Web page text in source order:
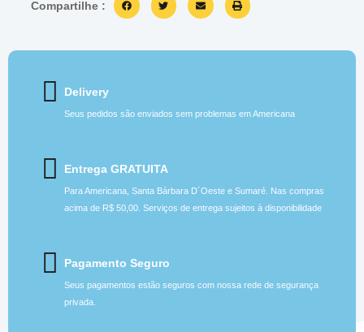
Compartilhe :
Delivery
Seus pedidos são enviados sem problemas em Americana
Entrega GRATUITA
Para Americana, Santa Bárbara D´Oeste e Sumaré. Nas compras
acima de R$ 50,00. Serviços de entrega sujeitos à disponibilidade
Pagamento Seguro
Seus pagamentos estão seguros com nossa rede de segurança
privada.